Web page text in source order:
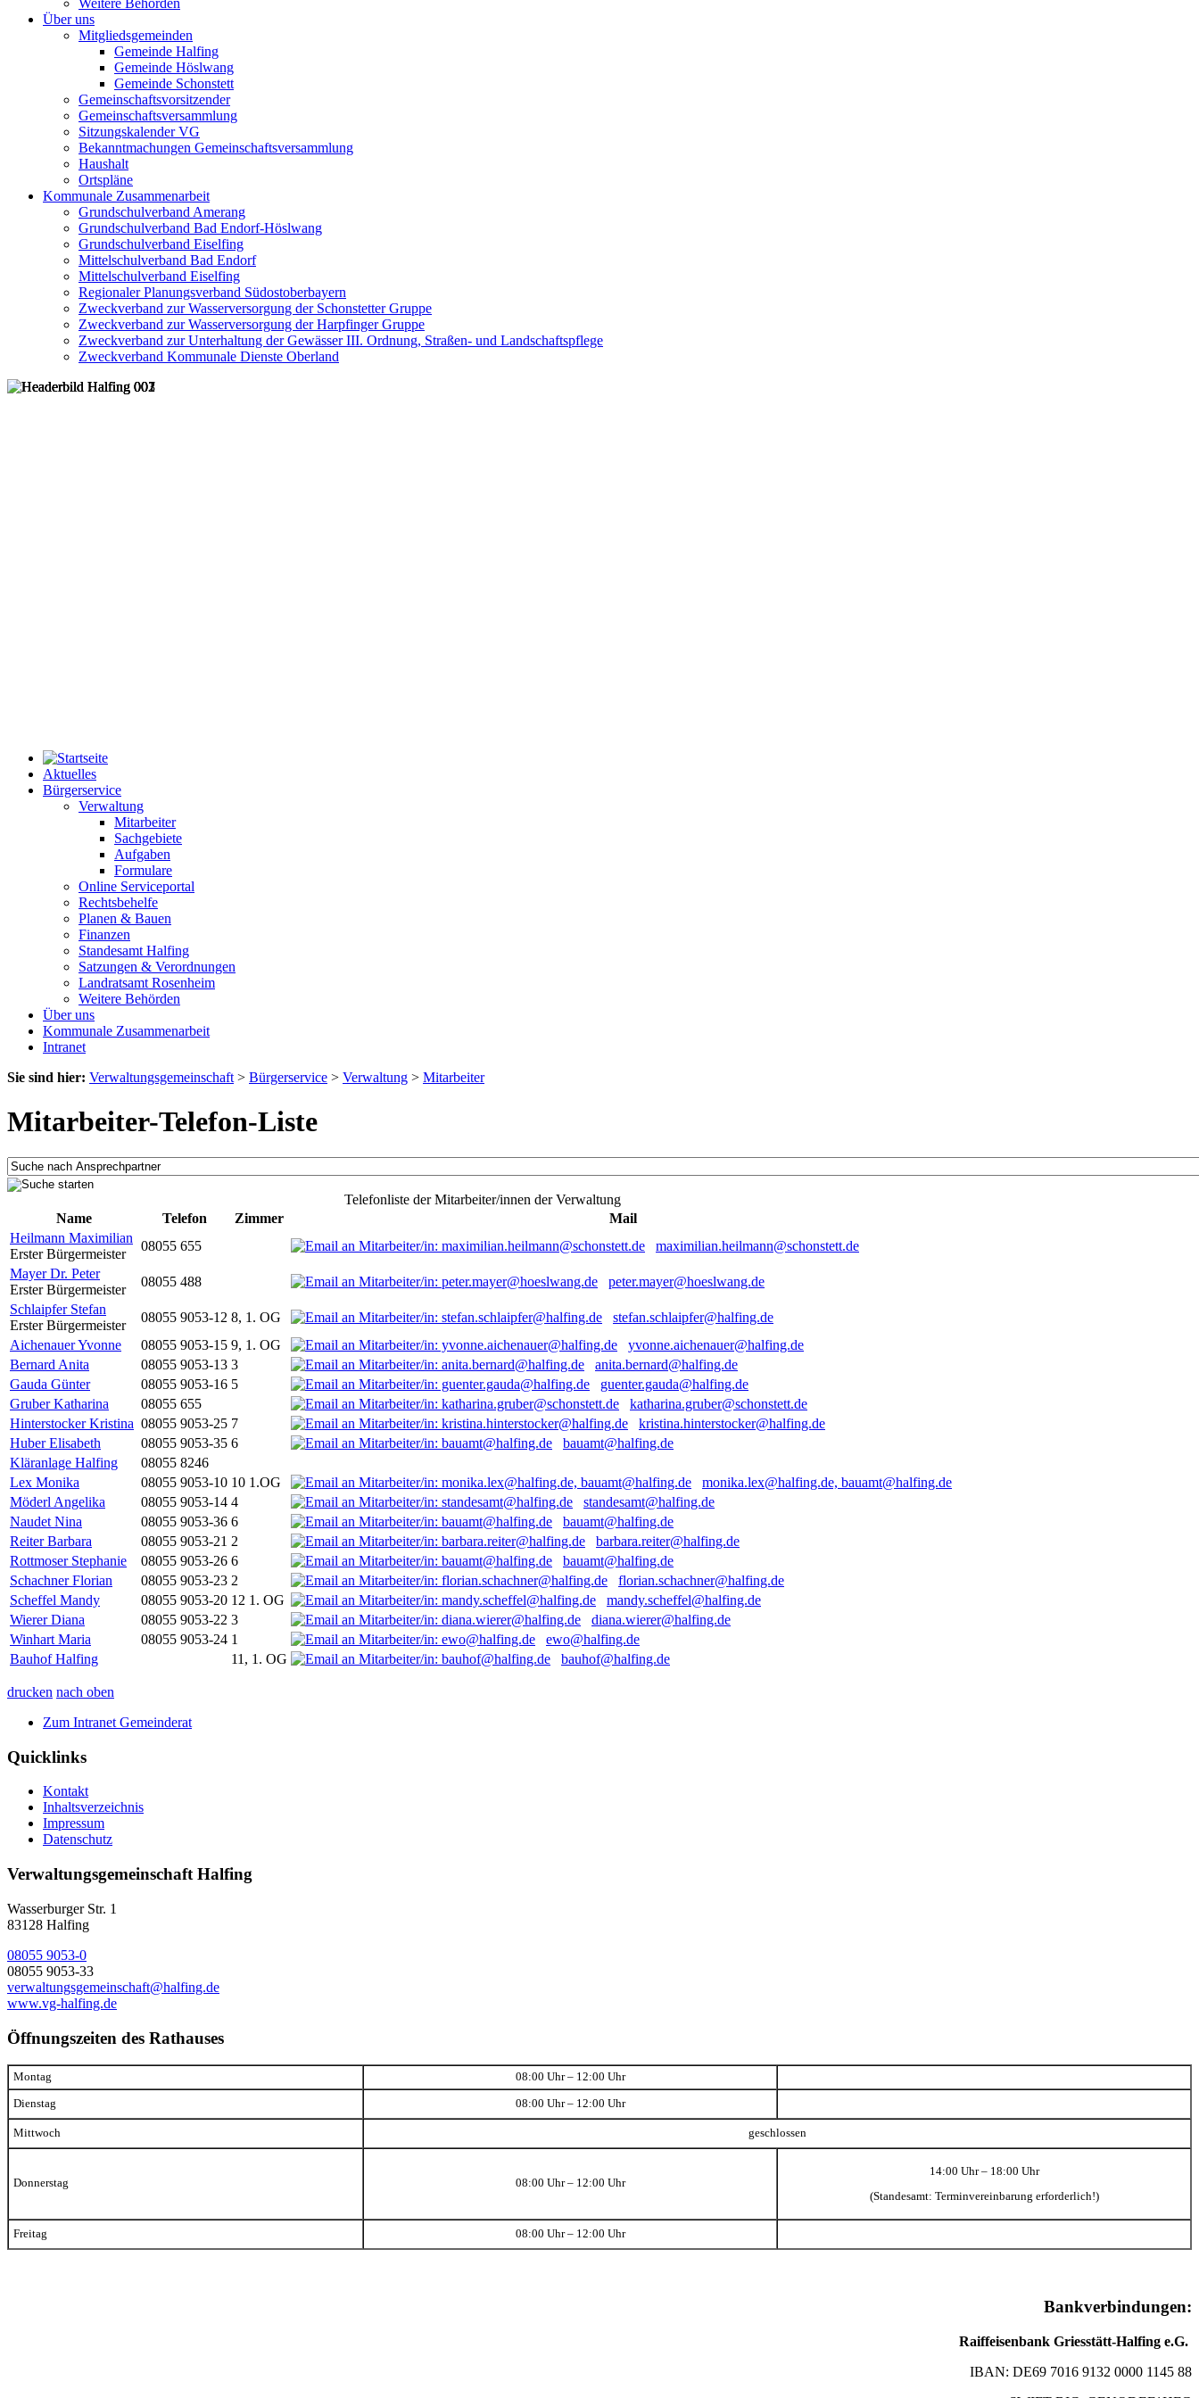
Weitere Behörden
Über uns
Mitgliedsgemeinden
Gemeinde Halfing
Gemeinde Höslwang
Gemeinde Schonstett
Gemeinschaftsvorsitzender
Gemeinschaftsversammlung
Sitzungskalender VG
Bekanntmachungen Gemeinschaftsversammlung
Haushalt
Ortspläne
Kommunale Zusammenarbeit
Grundschulverband Amerang
Grundschulverband Bad Endorf-Höslwang
Grundschulverband Eiselfing
Mittelschulverband Bad Endorf
Mittelschulverband Eiselfing
Regionaler Planungsverband Südostoberbayern
Zweckverband zur Wasserversorgung der Schonstetter Gruppe
Zweckverband zur Wasserversorgung der Harpfinger Gruppe
Zweckverband zur Unterhaltung der Gewässer III. Ordnung, Straßen- und Landschaftspflege
Zweckverband Kommunale Dienste Oberland
Aktuelles
Bürgerservice
Verwaltung
Mitarbeiter
Sachgebiete
Aufgaben
Formulare
Online Serviceportal
Rechtsbehelfe
Planen & Bauen
Finanzen
Standesamt Halfing
Satzungen & Verordnungen
Landratsamt Rosenheim
Weitere Behörden
Über uns
Kommunale Zusammenarbeit
Intranet
Sie sind hier: Verwaltungsgemeinschaft > Bürgerservice > Verwaltung > Mitarbeiter
Mitarbeiter-Telefon-Liste
Telefonliste der Mitarbeiter/innen der Verwaltung
Name
Telefon Zimmer
Mail
Heilmann Maximilian
Erster Bürgermeister
08055 655
maximilian.heilmann@schonstett.de
Mayer Dr. Peter
Erster Bürgermeister
08055 488
peter.mayer@hoeslwang.de
Schlaipfer Stefan
Erster Bürgermeister
08055 9053-12 8, 1. OG
stefan.schlaipfer@halfing.de
Aichenauer Yvonne
08055 9053-15 9, 1. OG
yvonne.aichenauer@halfing.de
Bernard Anita
08055 9053-13 3
anita.bernard@halfing.de
Gauda Günter
08055 9053-16 5
guenter.gauda@halfing.de
Gruber Katharina
08055 655
katharina.gruber@schonstett.de
Hinterstocker Kristina 08055 9053-25 7
kristina.hinterstocker@halfing.de
Huber Elisabeth
08055 9053-35 6
bauamt@halfing.de
Kläranlage Halfing
08055 8246
Lex Monika
08055 9053-10 10 1.OG
monika.lex@halfing.de, bauamt@halfing.de
Möderl Angelika
08055 9053-14 4
standesamt@halfing.de
Naudet Nina
08055 9053-36 6
bauamt@halfing.de
Reiter Barbara
08055 9053-21 2
barbara.reiter@halfing.de
Rottmoser Stephanie
08055 9053-26 6
bauamt@halfing.de
Schachner Florian
08055 9053-23 2
florian.schachner@halfing.de
Scheffel Mandy
08055 9053-20 12 1. OG
mandy.scheffel@halfing.de
Wierer Diana
08055 9053-22 3
diana.wierer@halfing.de
Winhart Maria
08055 9053-24 1
ewo@halfing.de
Bauhof Halfing
11, 1. OG bauhof@halfing.de
drucken nach oben
Zum Intranet Gemeinderat
Quicklinks
Kontakt
Inhaltsverzeichnis
Impressum
Datenschutz
Verwaltungsgemeinschaft Halfing
Wasserburger Str. 1
83128 Halfing
08055 9053-0
08055 9053-33
verwaltungsgemeinschaft@halfing.de
www.vg-halfing.de
Öffnungszeiten des Rathauses
Montag 08:00 Uhr – 12:00 Uhr
Dienstag 08:00 Uhr – 12:00 Uhr
Mittwoch geschlossen
Donnerstag 08:00 Uhr – 12:00 Uhr
14:00 Uhr – 18:00 Uhr
(Standesamt: Terminvereinbarung erforderlich!)
Freitag 08:00 Uhr – 12:00 Uhr
Bankverbindungen:
Raiffeisenbank Griesstätt-Halfing e.G.
IBAN: DE69 7016 9132 0000 1145 88